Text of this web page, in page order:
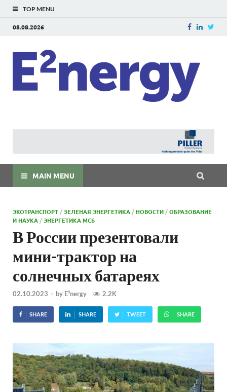
TOP MENU
08.08.2026
MAIN MENU
ЭКОТРАНСПОРТ /ЗЕЛЕНАЯ ЭНЕРГЕТИКА /НОВОСТИ /ОБРАЗОВАНИЕ
И НАУКА /ЭНЕРГЕТИКА МСБ
В России презентовали
мини-трактор на
солнечных батареях
02.10.2023 - by E²nergy 2.2K
SHARE SHARE TWEET SHARE